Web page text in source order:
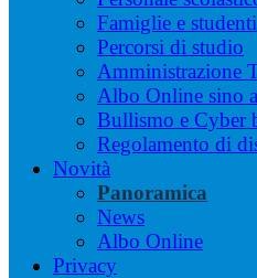
Famiglie e studenti
Percorsi di studio
Amministrazione
Albo Online sino
Bullismo e Cyber
Regolamento di
Novità
Panoramica
News
Albo Online
Privacy